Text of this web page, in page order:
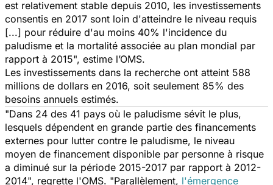
est relativement stable depuis 2010, les investissements
consentis en 2017 sont loin d'atteindre le niveau requis
[...] pour réduire d'au moins 40% l'incidence du
paludisme et la mortalité associée au plan mondial par
rapport à 2015", estime l’OMS.
Les investissements dans la recherche ont atteint 588
millions de dollars en 2016, soit seulement 85% des
besoins annuels estimés.
"Dans 24 des 41 pays où le paludisme sévit le plus,
lesquels dépendent en grande partie des financements
externes pour lutter contre le paludisme, le niveau
moyen de financement disponible par personne à risque
a diminué sur la période 2015-2017 par rapport à 2012-
2014", regrette l'OMS. "Parallèlement, l'émergence